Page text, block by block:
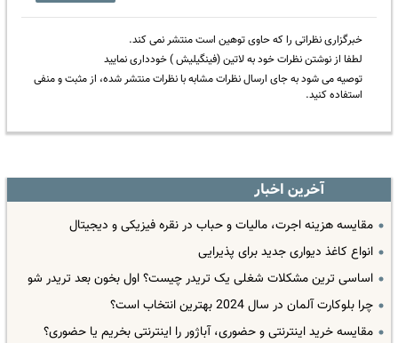
خبرگزاری نظراتی را که حاوی توهین است منتشر نمی کند.
لطفا از نوشتن نظرات خود به لاتین (فینگیلیش ) خودداری نمایید
توصیه می شود به جای ارسال نظرات مشابه با نظرات منتشر شده، از مثبت و منفی
استفاده کنید.
آخرین اخبار
مقایسه هزینه اجرت، مالیات و حباب در نقره فیزیکی و دیجیتال
انواع کاغذ دیواری جدید برای پذیرایی
اساسی ترین مشکلات شغلی یک تریدر چیست؟ اول بخون بعد تریدر شو
چرا بلوکارت آلمان در سال 2024 بهترین انتخاب است؟
مقایسه خرید اینترنتی و حضوری، آباژور را اینترنتی بخریم یا حضوری؟